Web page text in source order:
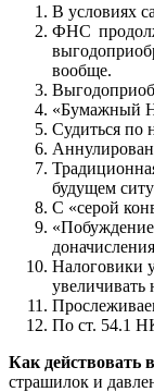
В условиях
ФНС
вообще.
«Бумажный
Судиться по
будущем
С «серой
Налоговики
увеличивать
По ст. 54.1
Как действовать
страшилок и